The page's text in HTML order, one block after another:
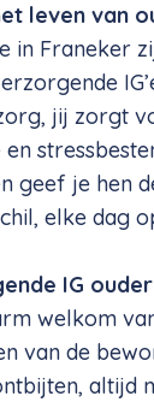
leven van
in Franeker
jij zorgt
geef je hen
elke dag
IG
welkom
van de
altijd